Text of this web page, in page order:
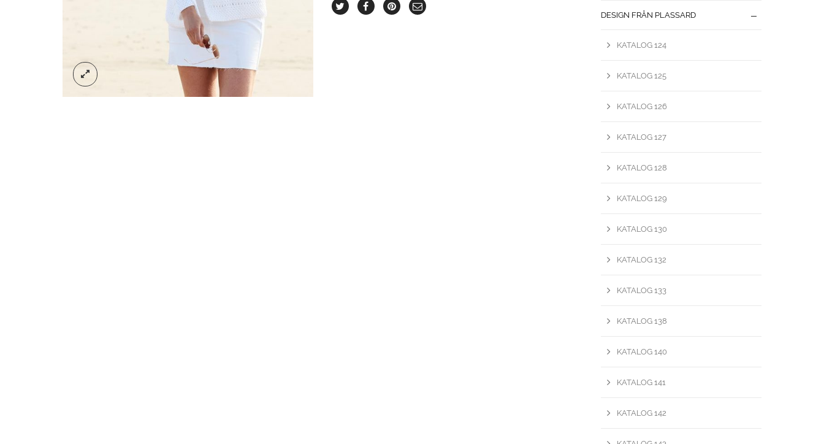
DESIGN FRÅN PLASSARD
KATALOG 124
KATALOG 125
KATALOG 126
KATALOG 127
KATALOG 128
KATALOG 129
KATALOG 130
KATALOG 132
KATALOG 133
KATALOG 138
KATALOG 140
KATALOG 141
KATALOG 142